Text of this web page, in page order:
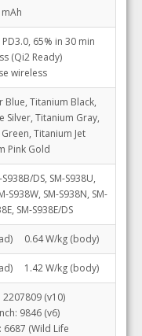
65% in 30 min
(Qi2 Ready)
wireless
Blue, Titanium Black,
Silver, Titanium Gray,
Titanium Jet
Pink Gold
DS, SM-S938U,
S938W, SM-S938N, SM-
SM-S938E/DS
0.64 W/kg (body)
1.42 W/kg (body)
2207809 (v10)
9846 (v6)
6687 (Wild Life